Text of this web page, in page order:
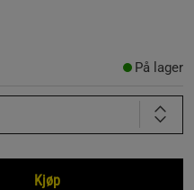
På lager
Kjøp